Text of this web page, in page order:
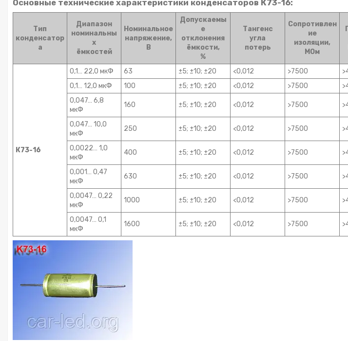
Основные технические характеристики конденсаторов К73-16:
Тип
конденсатор
а
Диапазон
номинальны
х
ёмкостей
Номинальное
напряжение,
В
Допускаемы
е
отклонения
ёмкости,
%
Тангенс
угла
потерь
Сопротивлен
ие
изоляции,
МОм
К73-16
0,1… 22,0 мкФ 63 ±5; ±10; ±20 <0,012 >7500
0,1… 12,0 мкФ
100 ±5; ±10; ±20 <0,012 >7500
0,047… 6,8
мкФ
160 ±5; ±10; ±20 <0,012 >7500
0,047… 10,0
мкФ
250 ±5; ±10; ±20 <0,012 >7500
0,0022… 1,0
мкФ
400 ±5; ±10; ±20 <0,012 >7500
0,001… 0,47
мкФ
630 ±5; ±10; ±20 <0,012 >7500
0,0047… 0,22
мкФ
1000 ±5; ±10; ±20 <0,012 >7500
0,0047… 0,1
мкФ
1600 ±5; ±10; ±20 <0,012 >7500